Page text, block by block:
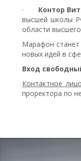
· Контор
высшей школы
области
Марафон станет
новых идей в
Вход
Контактное лицо
проректора по